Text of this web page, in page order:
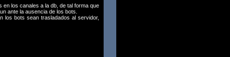
los canales a la db, de tal forma que
ante la ausencia de los bots.
los bots sean trasladados al servidor,